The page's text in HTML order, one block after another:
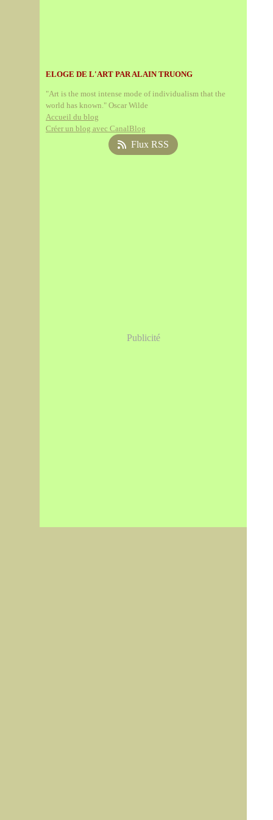
ELOGE DE L'ART PAR ALAIN TRUONG
"Art is the most intense mode of individualism that the
world has known." Oscar Wilde
Accueil du blog
Créer un blog avec CanalBlog
Flux RSS
Publicité